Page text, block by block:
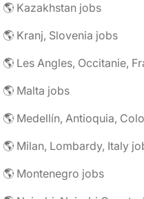
🌎 Kazakhstan jobs
🌎 Kranj, Slovenia jobs
🌎 Les Angles, Occitanie,
🌎 Malta jobs
🌎 Medellín, Antioquia,
🌎 Milan, Lombardy, Italy
🌎 Montenegro jobs